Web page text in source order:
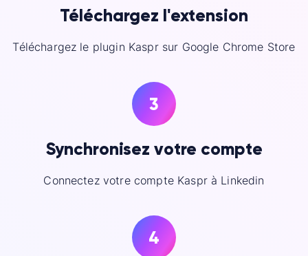
Téléchargez l'extension
Téléchargez le plugin Kaspr sur Google Chrome Store
3
Synchronisez votre compte
Connectez votre compte Kaspr à Linkedin
4